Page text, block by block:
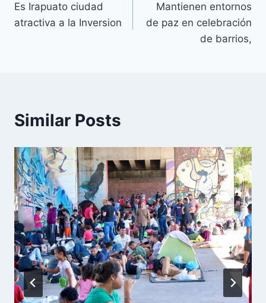
Es Irapuato ciudad
atractiva a la Inversion
Mantienen entornos
de paz en celebración
de barrios,
Similar Posts